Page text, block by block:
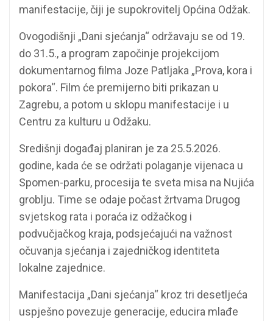
manifestacije, čiji je supokrovitelj Općina Odžak.
Ovogodišnji „Dani sjećanja“ održavaju se od 19.
do 31.5., a program započinje projekcijom
dokumentarnog filma Joze Patljaka „Prova, kora i
pokora“. Film će premijerno biti prikazan u
Zagrebu, a potom u sklopu manifestacije i u
Centru za kulturu u Odžaku.
Središnji događaj planiran je za 25.5.2026.
godine, kada će se održati polaganje vijenaca u
Spomen-parku, procesija te sveta misa na Nujića
groblju. Time se odaje počast žrtvama Drugog
svjetskog rata i poraća iz odžačkog i
podvučjačkog kraja, podsjećajući na važnost
očuvanja sjećanja i zajedničkog identiteta
lokalne zajednice.
Manifestacija „Dani sjećanja“ kroz tri desetljeća
uspješno povezuje generacije, educira mlađe